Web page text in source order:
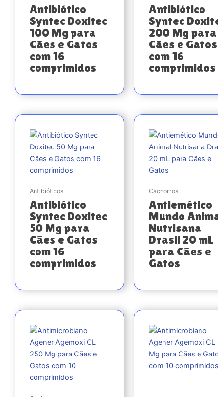
Antibiótico
Syntec Doxitec
100 Mg para
Cães e Gatos
com 16
comprimidos
Antibiótico
Syntec
200 Mg para
Cães e Gatos
com 16
comprimidos
Antibióticos
Antibiótico
Syntec Doxitec
50 Mg para
Cães e Gatos
com 16
comprimidos
Cachorros
Antiemético
Mundo
Nutrisana
Drasil 20 mL
para Cães e
Gatos